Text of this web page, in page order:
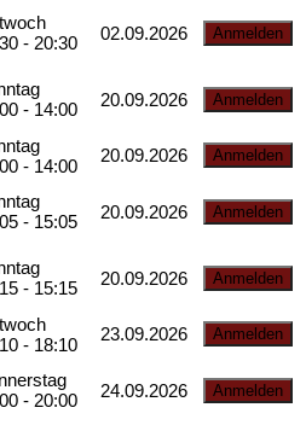
- 20:30
02.09.2026
- 14:00
20.09.2026
- 14:00
20.09.2026
- 15:05
20.09.2026
- 15:15
20.09.2026
- 18:10
23.09.2026
- 20:00
24.09.2026